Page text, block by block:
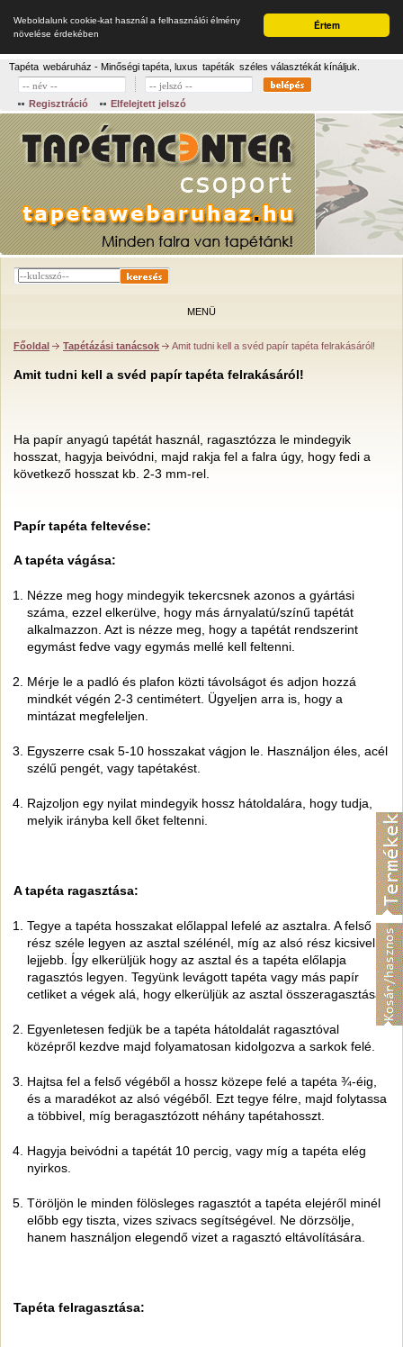
Értem
Weboldalunk cookie-kat használ a felhasználói élmény
növelése érdekében
Tapéta webáruház - Minőségi tapéta, luxus tapéták széles választékát kínáljuk.
Regisztráció Elfelejtett jelszó
MENÜ
Főoldal Tapétázási tanácsok Amit tudni kell a svéd papír tapéta felrakásáról!
Amit tudni kell a svéd papír tapéta felrakásáról!
Ha papír anyagú tapétát használ, ragasztózza le mindegyik
hosszat, hagyja beivódni, majd rakja fel a falra úgy, hogy fedi a
következő hosszat kb. 2-3 mm-rel.
Papír tapéta feltevése:
A tapéta vágása:
Nézze meg hogy mindegyik tekercsnek azonos a gyártási
száma, ezzel elkerülve, hogy más árnyalatú/színű tapétát
alkalmazzon. Azt is nézze meg, hogy a tapétát rendszerint
egymást fedve vagy egymás mellé kell feltenni.
Mérje le a padló és plafon közti távolságot és adjon hozzá
mindkét végén 2-3 centimétert. Ügyeljen arra is, hogy a
mintázat megfeleljen.
Egyszerre csak 5-10 hosszakat vágjon le. Használjon éles, acél
szélű pengét, vagy tapétakést.
Rajzoljon egy nyilat mindegyik hossz hátoldalára, hogy tudja,
melyik irányba kell őket feltenni.
A tapéta ragasztása:
Tegye a tapéta hosszakat előlappal lefelé az asztalra. A felső
rész széle legyen az asztal szélénél, míg az alsó rész kicsivel
lejjebb. Így elkerüljük hogy az asztal és a tapéta előlapja
ragasztós legyen. Tegyünk levágott tapéta vagy más papír
cetliket a végek alá, hogy elkerüljük az asztal összeragasztását.
Egyenletesen fedjük be a tapéta hátoldalát ragasztóval
középről kezdve majd folyamatosan kidolgozva a sarkok felé.
Hajtsa fel a felső végéből a hossz közepe felé a tapéta ¾-éig,
és a maradékot az alsó végéből. Ezt tegye félre, majd folytassa
a többivel, míg beragasztózott néhány tapétahosszt.
Hagyja beivódni a tapétát 10 percig, vagy míg a tapéta elég
nyirkos.
Töröljön le minden fölösleges ragasztót a tapéta elejéről minél
előbb egy tiszta, vizes szivacs segítségével. Ne dörzsölje,
hanem használjon elegendő vizet a ragasztó eltávolítására.
Tapéta felragasztása: